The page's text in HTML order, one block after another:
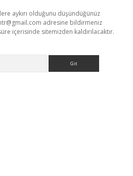
aykırı olduğunu düşündüğünüz
adresine bildirmeniz
içerisinde sitemizden kaldırılacaktır.